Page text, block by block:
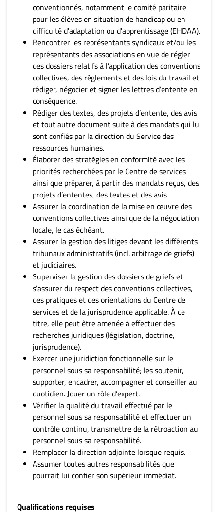
conventionnés, notamment le comité paritaire
pour les élèves en situation de handicap ou en
difficulté d'adaptation ou d'apprentissage (EHDAA).
Rencontrer les représentants syndicaux et/ou les
représentants des associations en vue de régler
des dossiers relatifs à l’application des conventions
collectives, des règlements et des lois du travail et
rédiger, négocier et signer les lettres d’entente en
conséquence.
Rédiger des textes, des projets d’entente, des avis
et tout autre document suite à des mandats qui lui
sont confiés par la direction du Service des
ressources humaines.
Élaborer des stratégies en conformité avec les
priorités recherchées par le Centre de services
ainsi que préparer, à partir des mandats reçus, des
projets d’ententes, des textes et des avis.
Assurer la coordination de la mise en œuvre des
conventions collectives ainsi que de la négociation
locale, le cas échéant.
Assurer la gestion des litiges devant les différents
tribunaux administratifs (incl. arbitrage de griefs)
et judiciaires.
Superviser la gestion des dossiers de griefs et
s’assurer du respect des conventions collectives,
des pratiques et des orientations du Centre de
services et de la jurisprudence applicable. À ce
titre, elle peut être amenée à effectuer des
recherches juridiques (législation, doctrine,
jurisprudence).
Exercer une juridiction fonctionnelle sur le
personnel sous sa responsabilité; les soutenir,
supporter, encadrer, accompagner et conseiller au
quotidien. Jouer un rôle d’expert.
Vérifier la qualité du travail effectué par le
personnel sous sa responsabilité et effectuer un
contrôle continu, transmettre de la rétroaction au
personnel sous sa responsabilité.
Remplacer la direction adjointe lorsque requis.
Assumer toutes autres responsabilités que
pourrait lui confier son supérieur immédiat.
Qualifications requises